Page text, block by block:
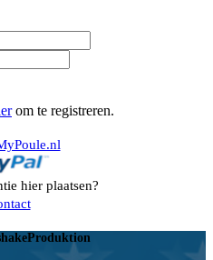
om te registreren.
hier plaatsen?